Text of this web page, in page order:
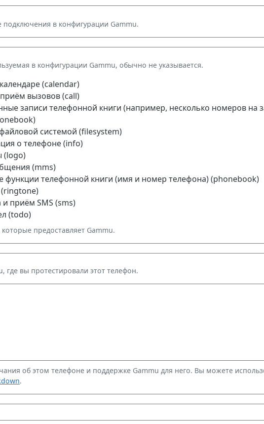
подключения в конфигурации Gammu.
в конфигурации Gammu, обычно не указывается.
(calendar)
вызовов (call)
записи телефонной книги (например, несколько номеров на
системой (filesystem)
о телефоне (info)
(logo)
(mms)
функции телефонной книги (имя и номер телефона) (phonebook)
и приём SMS (sms)
(todo)
предоставляет Gammu.
где вы протестировали этот телефон.
об этом телефоне и поддержке Gammu для него. Вы можете
.